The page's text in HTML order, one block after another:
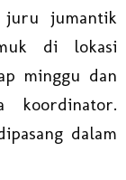
juru jumantik
di lokasi
minggu dan
koordinator.
dalam